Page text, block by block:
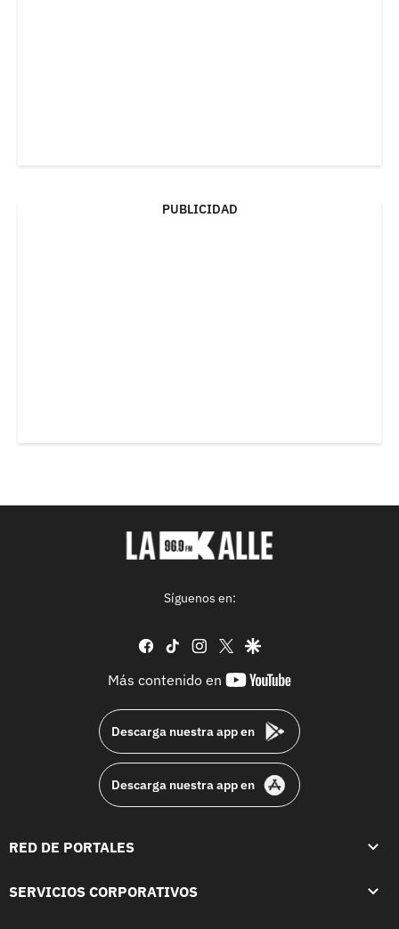
PUBLICIDAD
Síguenos en:
facebook
tiktok instagram
twittergoogle
Más contenido en
youtube-
Descarga nuestra app en
Descarga nuestra app en
RED DE PORTALES
SERVICIOS CORPORATIVOS